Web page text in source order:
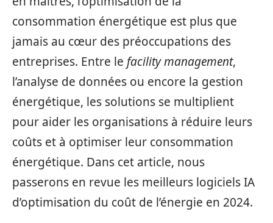
consommation énergétique est plus que
jamais au cœur des préoccupations des
entreprises. Entre le facility management,
l’analyse de données ou encore la gestion
énergétique, les solutions se multiplient
pour aider les organisations à réduire leurs
coûts et à optimiser leur consommation
énergétique. Dans cet article, nous
passerons en revue les meilleurs logiciels IA
d’optimisation du coût de l’énergie en 2024.